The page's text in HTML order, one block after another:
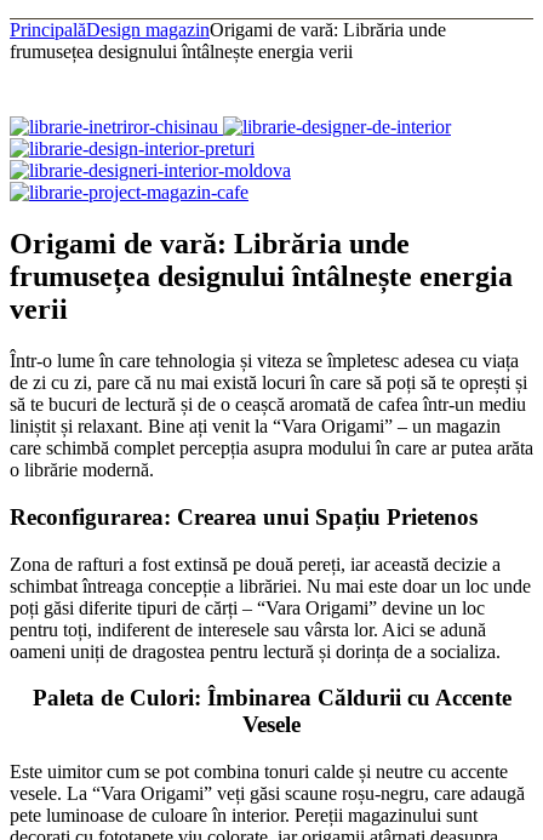
PrincipalăDesign magazinOrigami de vară: Librăria unde
frumusețea designului întâlnește energia verii
Origami de vară: Librăria unde
frumusețea designului întâlnește energia
verii
Într-o lume în care tehnologia și viteza se împletesc adesea cu viața
de zi cu zi, pare că nu mai există locuri în care să poți să te oprești și
să te bucuri de lectură și de o ceașcă aromată de cafea într-un mediu
liniștit și relaxant. Bine ați venit la “Vara Origami” – un magazin
care schimbă complet percepția asupra modului în care ar putea arăta
o librărie modernă.
Reconfigurarea: Crearea unui Spațiu Prietenos
Zona de rafturi a fost extinsă pe două pereți, iar această decizie a
schimbat întreaga concepție a librăriei. Nu mai este doar un loc unde
poți găsi diferite tipuri de cărți – “Vara Origami” devine un loc
pentru toți, indiferent de interesele sau vârsta lor. Aici se adună
oameni uniți de dragostea pentru lectură și dorința de a socializa.
Paleta de Culori: Îmbinarea Căldurii cu Accente
Vesele
Este uimitor cum se pot combina tonuri calde și neutre cu accente
vesele. La “Vara Origami” veți găsi scaune roșu-negru, care adaugă
pete luminoase de culoare în interior. Pereții magazinului sunt